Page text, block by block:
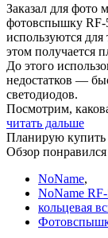
Заказал для фото
фотовспышку RF-
используются
этом получается
До этого
недостатков —
светодиодов.
Посмотрим,
читать дальше
Планирую купить
Обзор понравился
NoName,
NoName
кольцевая